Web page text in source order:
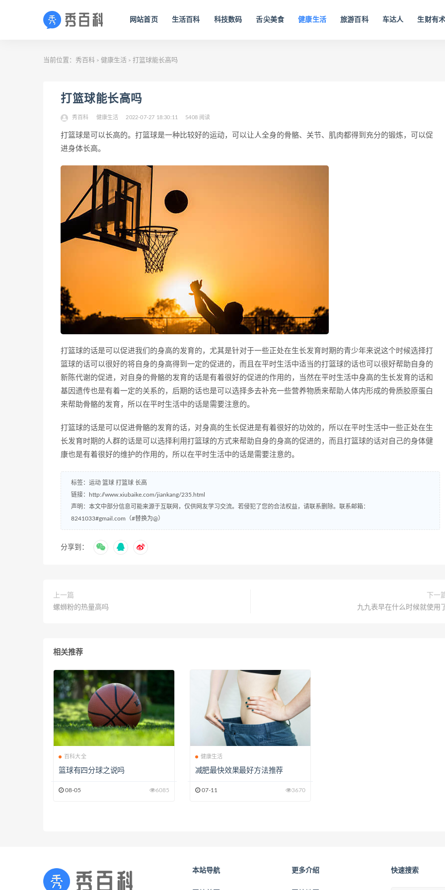
网站首页 生活百科 科技数码 舌尖美食 健康生活 旅游百科 车达人 生财有
当前位置： 秀百科 > 健康生活 > 打篮球能长高吗
打篮球能长高吗
秀百科 健康生活 2022-07-27 18:30:11 5408 阅读
打篮球是可以长高的。打篮球是一种比较好的运动，可以让人全身的骨骼、关节、肌肉都得到充分的锻炼，可以促
进身体长高。
打篮球的话是可以促进我们的身高的发育的，尤其是针对于一些正处在生长发育时期的青少年来说这个时候选择打
篮球的话可以很好的将自身的身高得到一定的促进的，而且在平时生活中适当的打篮球的话也可以很好帮助自身的
新陈代谢的促进，对自身的骨骼的发育的话是有着很好的促进的作用的，当然在平时生活中身高的生长发育的话和
基因遗传也是有着一定的关系的，后期的话也是可以选择多去补充一些营养物质来帮助人体内形成的骨质胶原蛋白
来帮助骨骼的发育，所以在平时生活中的话是需要注意的。
打篮球的话是可以促进骨骼的发育的话，对身高的生长促进是有着很好的功效的，所以在平时生活中一些正处在生
长发育时期的人群的话是可以选择利用打篮球的方式来帮助自身的身高的促进的，而且打篮球的话对自己的身体健
康也是有着很好的维护的作用的，所以在平时生活中的话是需要注意的。
标签： 运动 篮球 打篮球 长高
链接：
http://www.xiubaike.com/jiankang/235.html
声明：本文中部分信息可能来源于互联网，仅供网友学习交流。若侵犯了您的合法权益，请联系删除。联系邮箱：
8241033#gmail.com（#替换为@）
分享到：
上一篇
螺蛳粉的热量高吗
下一
九九表早在什么时候就使用
相关推荐
百科大全
篮球有四分球之说吗
08-05 6085
健康生活
减肥最快效果最好方法推荐
07-11 3670
本站导航 更多介绍 快速搜索